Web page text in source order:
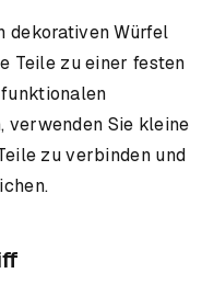
dekorativen Würfel
Teile zu einer festen
funktionalen
verwenden Sie kleine
zu verbinden und